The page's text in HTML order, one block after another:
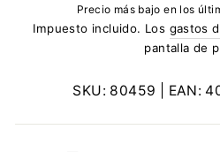
Precio más bajo en los
Impuesto incluido. Los gastos
pantalla de
SKU: 80459 | EAN: